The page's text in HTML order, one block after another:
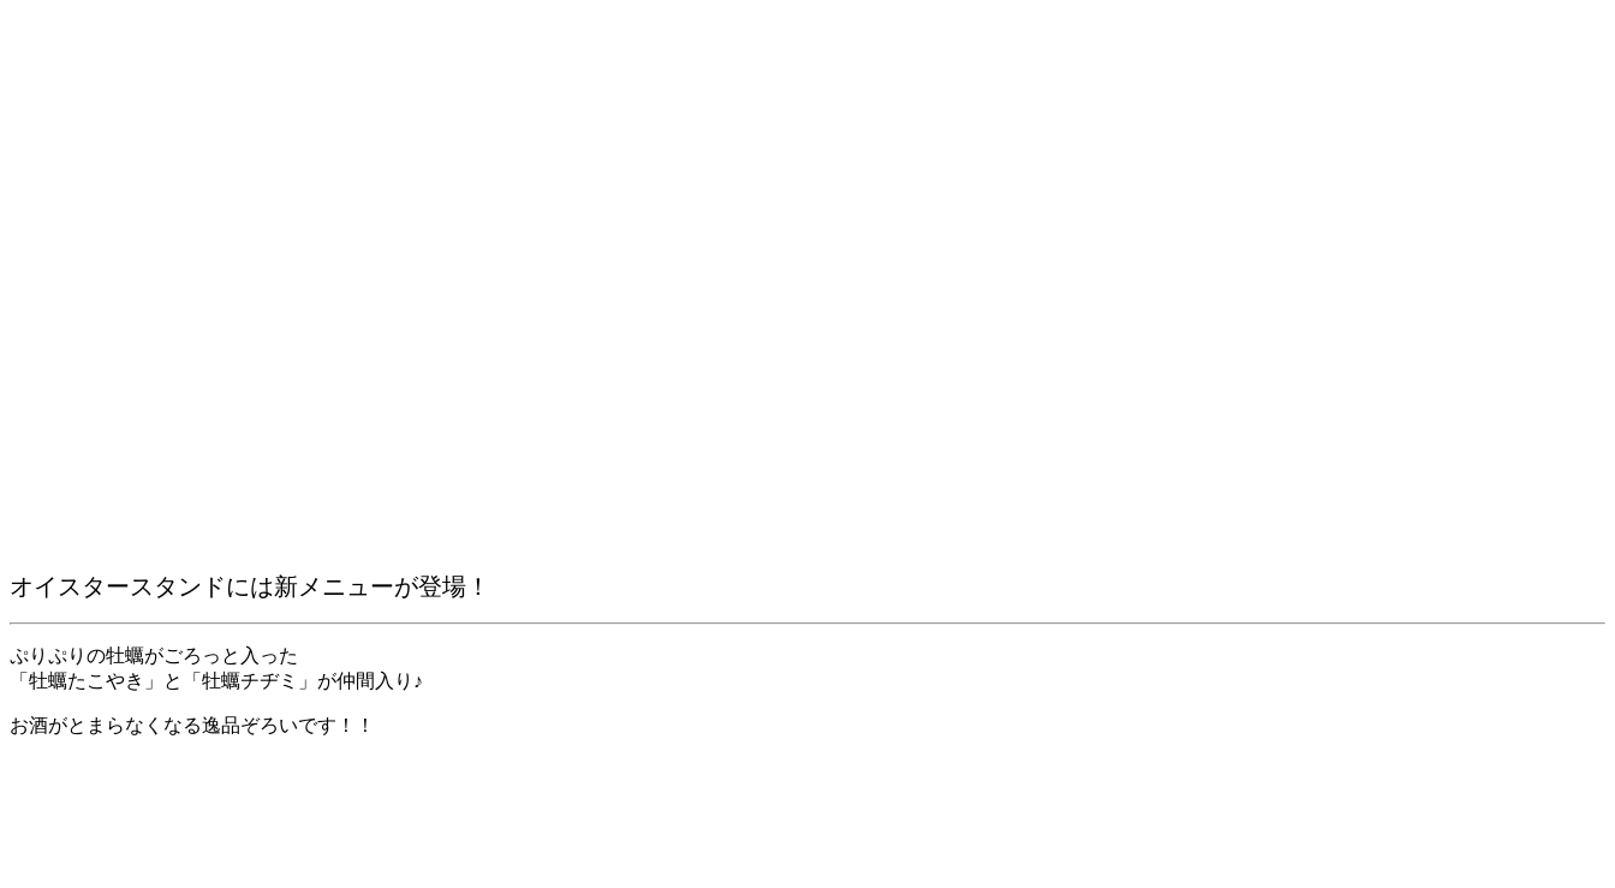
オイスタースタンドには新メニューが登場！
ぷりぷりの牡蠣がごろっと入った
「牡蠣たこやき」と「牡蠣チヂミ」が仲間入り♪
お酒がとまらなくなる逸品ぞろいです！！